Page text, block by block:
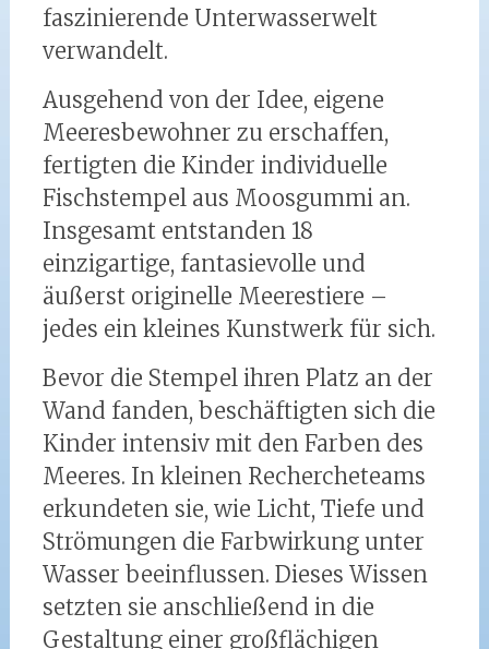
faszinierende Unterwasserwelt
verwandelt.
Ausgehend von der Idee, eigene
Meeresbewohner zu erschaffen,
fertigten die Kinder individuelle
Fischstempel aus Moosgummi an.
Insgesamt entstanden 18
einzigartige, fantasievolle und
äußerst originelle Meerestiere –
jedes ein kleines Kunstwerk für sich.
Bevor die Stempel ihren Platz an der
Wand fanden, beschäftigten sich die
Kinder intensiv mit den Farben des
Meeres. In kleinen Rechercheteams
erkundeten sie, wie Licht, Tiefe und
Strömungen die Farbwirkung unter
Wasser beeinflussen. Dieses Wissen
setzten sie anschließend in die
Gestaltung einer großflächigen